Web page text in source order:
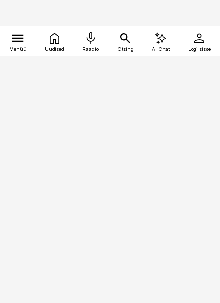
Menüü Uudised Raadio Otsing AI Chat Logi sisse